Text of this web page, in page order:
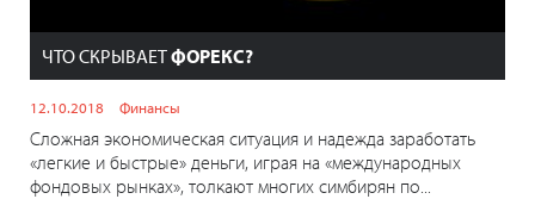
ЧТО СКРЫВАЕТФОРЕКС?
12.10.2018 Финансы
Сложная экономическая ситуация и надежда заработать
«легкие и быстрые» деньги, играя на «международных
фондовых рынках», толкают многих симбирян по...